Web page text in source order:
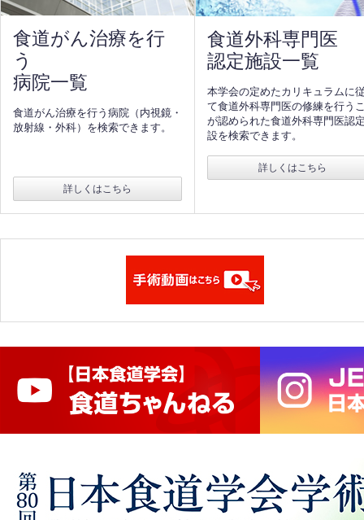
食道がん治療を行
う
病院一覧
食道がん治療を行う病院（内視鏡・
放射線・外科）を検索できます。
詳しくはこちら
食道外科専門医
認定施設一覧
本学会の定めたカリキュラムに
て食道外科専門医の修練を行う
が認められた食道外科専門医認
設を検索できます。
詳しくはこちら